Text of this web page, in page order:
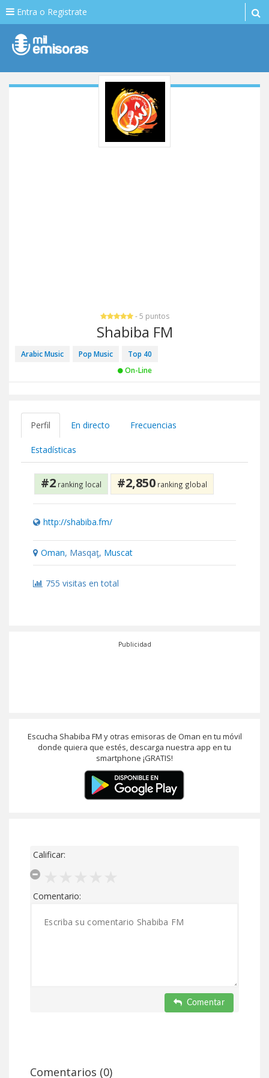
Entra o Registrate
- 5 puntos
Shabiba FM
Arabic Music Pop Music
Top 40
On-Line
Perfil En directo Frecuencias
Estadísticas
#2 ranking local #2,850 ranking global
http://shabiba.fm/
Oman, Masqaţ, Muscat
755 visitas en total
Publicidad
Escucha Shabiba FM y otras emisoras de Oman en tu móvil
donde quiera que estés, descarga nuestra app en tu
smartphone ¡GRATIS!
Calificar:
Comentario:
Comentar
Comentarios (0)